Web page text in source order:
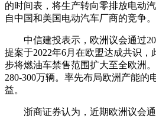
的时间表，将生产转向零排放电动
自中国和美国电动汽车厂商的竞争。
中信建投表示，欧洲议会通过
提案于2022年6月在欧盟达成共识，
步将燃油车禁售范围扩大至全欧洲
280-300万辆。率先布局欧洲产能的
益。
浙商证券认为，近期欧洲议会